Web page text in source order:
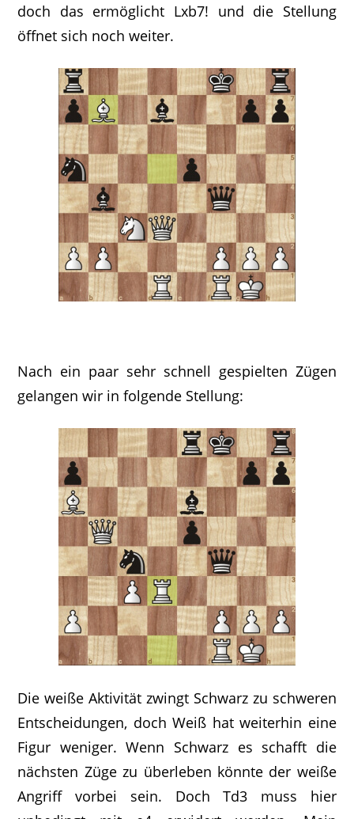
doch das ermöglicht Lxb7! und die Stellung
öffnet sich noch weiter.
Nach ein paar sehr schnell gespielten Zügen
gelangen wir in folgende Stellung:
Die weiße Aktivität zwingt Schwarz zu schweren
Entscheidungen, doch Weiß hat weiterhin eine
Figur weniger. Wenn Schwarz es schafft die
nächsten Züge zu überleben könnte der weiße
Angriff vorbei sein. Doch Td3 muss hier